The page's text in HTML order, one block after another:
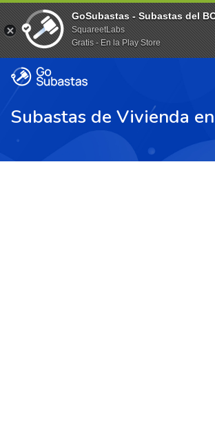
Subastas de Vivienda
GoSubastas - Subastas del
SquareetLabs
Gratis - En la Play Store